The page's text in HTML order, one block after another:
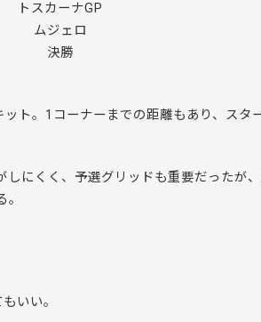
トスカーナGP
ムジェロ
決勝
ト。1コーナーまでの距離もあり、スタ
にくく、予選グリッドも重要だったが
いい。